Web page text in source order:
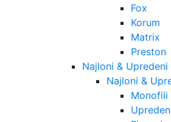
Fox
Korum
Matrix
Preston
Najloni & Upredeni
Najloni &
Monofili